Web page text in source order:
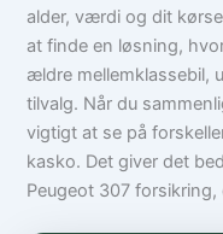
alder, værdi og dit
at finde en løsning,
ældre mellemklassebil,
tilvalg. Når du
vigtigt at se på
kasko. Det giver det
Peugeot 307